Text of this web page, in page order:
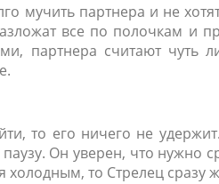
мучить партнера и не
все по полочкам и
партнера считают
то его ничего не
Он уверен, что нужно
холодным, то Стрелец сразу